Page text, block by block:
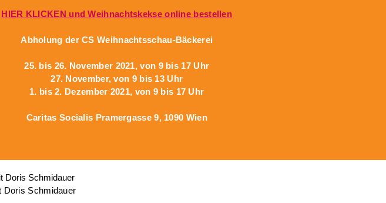
HIER KLICKEN und Weihnachtskekse online bestellen
Abholung der CS Weihnachtsschau-Bäckerei
25. bis 26. November 2021, von 9 bis 17 Uhr
27. November, von 9 bis 13 Uhr
1. bis 2. Dezember 2021, von 9 bis 17 Uhr
Caritas Socialis Pramergasse 9, 1090 Wien
Doris Schmidauer